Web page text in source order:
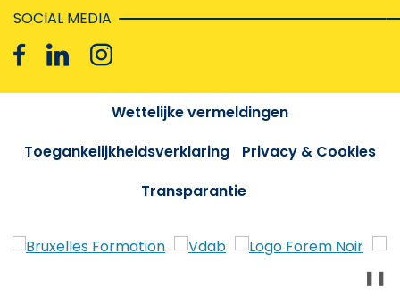
SOCIAL MEDIA
Wettelijke vermeldingen
Toegankelijkheidsverklaring
Privacy & Cookies
Transparantie
❚❚